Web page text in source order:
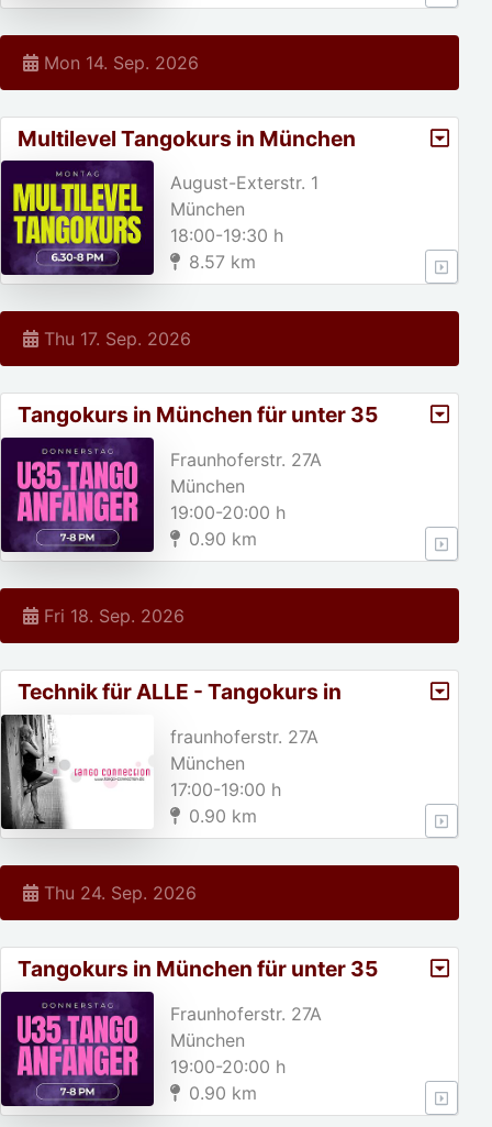
Mon 14. Sep. 2026
Multilevel Tangokurs in München
August-Exterstr. 1
München
18:00-19:30 h
8.57 km
Thu 17. Sep. 2026
Tangokurs in München für unter 35
jährige!
Fraunhoferstr. 27A
München
19:00-20:00 h
0.90 km
Fri 18. Sep. 2026
Technik für ALLE - Tangokurs in
München
fraunhoferstr. 27A
München
17:00-19:00 h
0.90 km
Thu 24. Sep. 2026
Tangokurs in München für unter 35
jährige!
Fraunhoferstr. 27A
München
19:00-20:00 h
0.90 km